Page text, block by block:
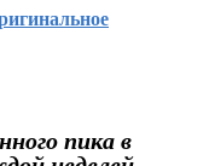
пика в